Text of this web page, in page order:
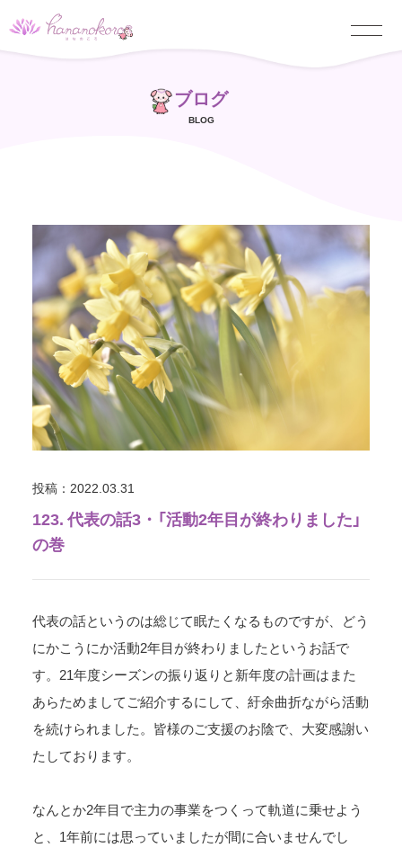
ブログ
BLOG
投稿：2022.03.31
123. 代表の話3・「活動2年目が終わりました」
の巻
代表の話というのは総じて眠たくなるものですが、どう
にかこうにか活動2年目が終わりましたというお話で
す。21年度シーズンの振り返りと新年度の計画はまた
あらためましてご紹介するにして、紆余曲折ながら活動
を続けられました。皆様のご支援のお陰で、大変感謝い
たしております。
なんとか2年目で主力の事業をつくって軌道に乗せよう
と、1年前には思っていましたが間に合いませんでし